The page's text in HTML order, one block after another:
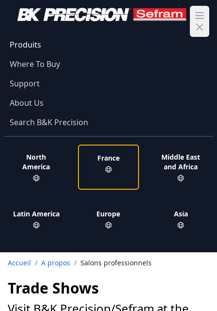
Produits
Where To Buy
Support
About Us
Search B&K Precision
North
America
Latin America
France
Europe
Middle East
and Africa
Asia
Accueil / A propos / Salons professionnels
Trade Shows